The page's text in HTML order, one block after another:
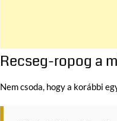
Recseg-ropog a
Nem csoda, hogy a korábbi